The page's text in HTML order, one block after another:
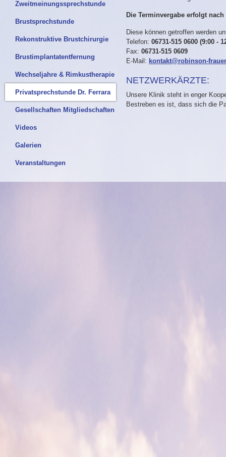
Zweitmeinungssprechstunde
Brustsprechstunde
Rekonstruktive Brustchirurgie
Brustimplantatentfernung
Wechseljahre & Rimkustherapie
Privatsprechstunde Dr. Ferrara
Gesellschaften Mitgliedschaften
Videos
Galerien
Veranstaltungen
Die Terminvergabe erfolgt
Diese können getroffen werden
Telefon: 06731-515 0600 (9:00 -
Fax: 06731-515 0609
E-Mail: kontakt@robinson-
NETZWERKÄRZTE:
Unsere Klinik steht in enger
Bestreben es ist, dass sich die